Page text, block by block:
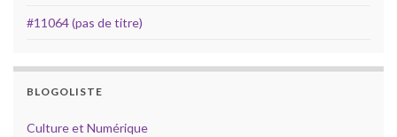
#11064 (pas de titre)
BLOGOLISTE
Culture et Numérique